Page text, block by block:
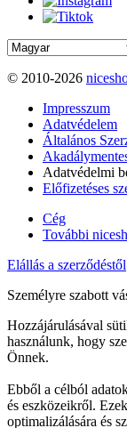
© 2010-2026
Impresszum
Adatvédelem
Általános
Adatvédelmi
Előfizetéses
Cég
További
Elállás a szerződéstől
Személyre szabott
Hozzájárulásával
használunk, hogy
Önnek.
Ebből a célból
és eszközeikről.
optimalizálására és